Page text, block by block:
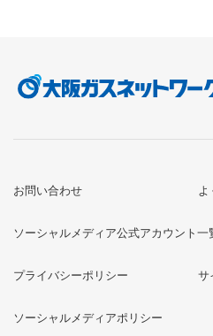
お問い合わせ よ
ソーシャルメディア公式アカウント一
プライバシーポリシー サ
ソーシャルメディアポリシー